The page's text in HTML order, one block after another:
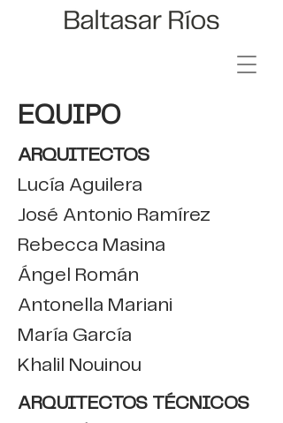
EQUIPO
ARQUITECTOS
Lucía Aguilera
José Antonio Ramírez
Rebecca Masina
Ángel Román
Antonella Mariani
María García
Khalil Nouinou
ARQUITECTOS TÉCNICOS